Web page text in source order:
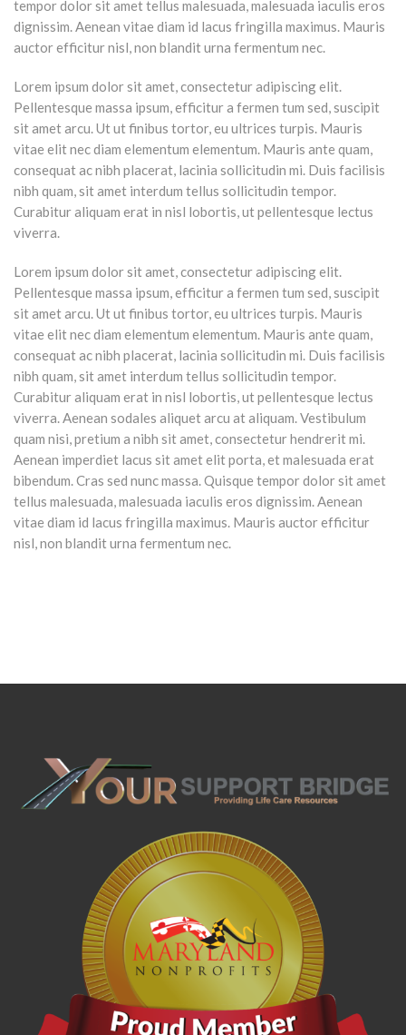
tempor dolor sit amet tellus malesuada, malesuada iaculis eros
dignissim. Aenean vitae diam id lacus fringilla maximus. Mauris
auctor efficitur nisl, non blandit urna fermentum nec.
Lorem ipsum dolor sit amet, consectetur adipiscing elit.
Pellentesque massa ipsum, efficitur a fermen tum sed, suscipit
sit amet arcu. Ut ut finibus tortor, eu ultrices turpis. Mauris
vitae elit nec diam elementum elementum. Mauris ante quam,
consequat ac nibh placerat, lacinia sollicitudin mi. Duis facilisis
nibh quam, sit amet interdum tellus sollicitudin tempor.
Curabitur aliquam erat in nisl lobortis, ut pellentesque lectus
viverra.
Lorem ipsum dolor sit amet, consectetur adipiscing elit.
Pellentesque massa ipsum, efficitur a fermen tum sed, suscipit
sit amet arcu. Ut ut finibus tortor, eu ultrices turpis. Mauris
vitae elit nec diam elementum elementum. Mauris ante quam,
consequat ac nibh placerat, lacinia sollicitudin mi. Duis facilisis
nibh quam, sit amet interdum tellus sollicitudin tempor.
Curabitur aliquam erat in nisl lobortis, ut pellentesque lectus
viverra. Aenean sodales aliquet arcu at aliquam. Vestibulum
quam nisi, pretium a nibh sit amet, consectetur hendrerit mi.
Aenean imperdiet lacus sit amet elit porta, et malesuada erat
bibendum. Cras sed nunc massa. Quisque tempor dolor sit amet
tellus malesuada, malesuada iaculis eros dignissim. Aenean
vitae diam id lacus fringilla maximus. Mauris auctor efficitur
nisl, non blandit urna fermentum nec.